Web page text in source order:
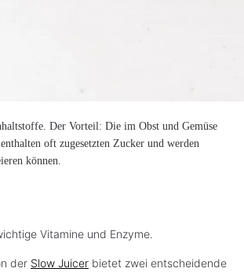
Der Vorteil: Die im Obst und Gemüse
oft zugesetzten Zucker und werden
können.
Vitamine und Enzyme.
der Slow Juicer bietet zwei entscheidende